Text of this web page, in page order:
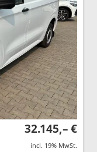
32.145,– €
incl. 19% MwSt.